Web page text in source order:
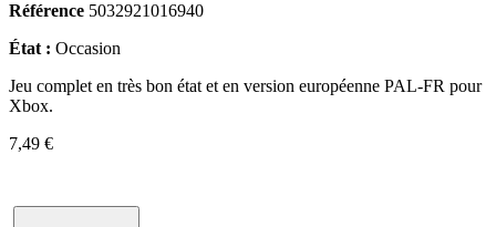
Référence 5032921016940
État : Occasion
Jeu complet en très bon état et en version européenne PAL-FR pour
Xbox.
7,49 €